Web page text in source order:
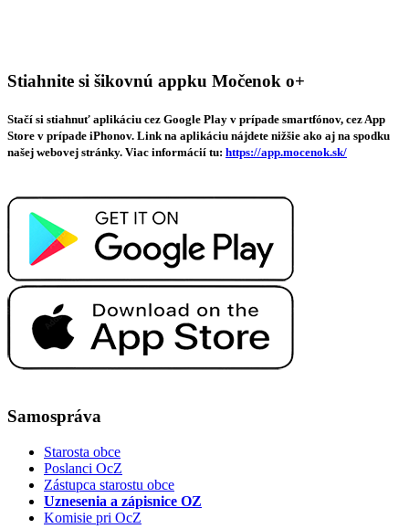
Stiahnite si šikovnú appku Močenok o+
Stačí si stiahnuť aplikáciu cez Google Play v prípade smartfónov, cez App
Store v prípade iPhonov. Link na aplikáciu nájdete nižšie ako aj na spodku
našej webovej stránky. Viac informácií tu: https://app.mocenok.sk/
Samospráva
Starosta obce
Poslanci OcZ
Zástupca starostu obce
Uznesenia a zápisnice OZ
Komisie pri OcZ